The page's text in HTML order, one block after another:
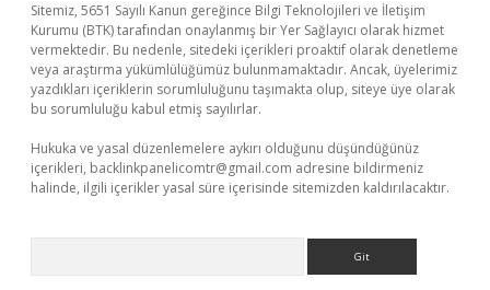
Sitemiz, 5651 Sayılı Kanun gereğince Bilgi Teknolojileri ve İletişim
Kurumu (BTK) tarafından onaylanmış bir Yer Sağlayıcı olarak hizmet
vermektedir. Bu nedenle, sitedeki içerikleri proaktif olarak denetleme
veya araştırma yükümlülüğümüz bulunmamaktadır. Ancak, üyelerimiz
yazdıkları içeriklerin sorumluluğunu taşımakta olup, siteye üye olarak
bu sorumluluğu kabul etmiş sayılırlar.
Hukuka ve yasal düzenlemelere aykırı olduğunu düşündüğünüz
içerikleri, backlinkpanelicomtr@gmail.com adresine bildirmeniz
halinde, ilgili içerikler yasal süre içerisinde sitemizden kaldırılacaktır.